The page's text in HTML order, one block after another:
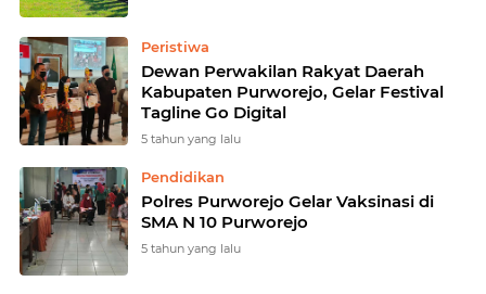
Peristiwa
Dewan Perwakilan Rakyat Daerah
Kabupaten Purworejo, Gelar Festival
Tagline Go Digital
5 tahun yang lalu
Pendidikan
Polres Purworejo Gelar Vaksinasi di
SMA N 10 Purworejo
5 tahun yang lalu